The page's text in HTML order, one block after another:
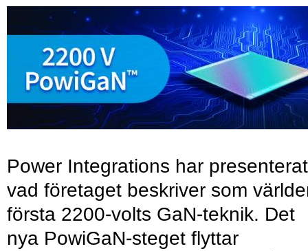
Power Integrations har presenterat
vad företaget beskriver som
första 2200-volts GaN-teknik. Det
nya PowiGaN-steget flyttar